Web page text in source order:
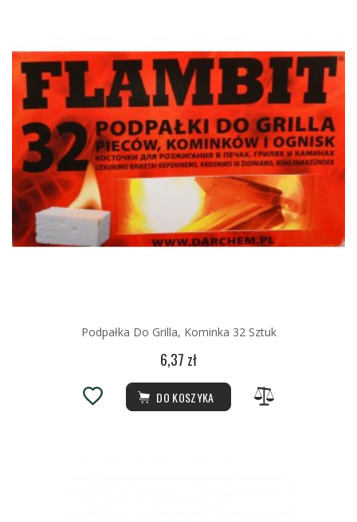
Podpałka Do Grilla, Kominka 32 Sztuk
6,37 zł
DO KOSZYKA